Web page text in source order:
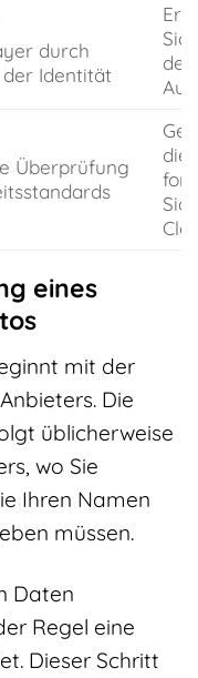
durch
Identität
der
Überprüfung
die
eines
mit der
Die
üblicherweise
wo Sie
Ihren Namen
müssen.
Daten
Regel eine
Dieser Schritt